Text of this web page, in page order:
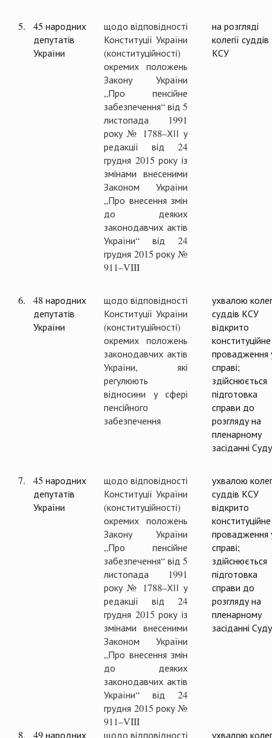
5.
45 народних
депутатів
України
щодо відповідності
Конституції України
(конституційності)
окремих положень
Закону України
„Про пенсійне
забезпечення“ від 5
листопада 1991
року № 1788–ХІІ у
редакції від 24
грудня 2015 року із
змінами внесеними
Законом України
„Про внесення змін
до деяких
законодавчих актів
України“ від 24
грудня 2015 року №
911–VIII
на розгляді
колегії суддів
КСУ
6.
48 народних
депутатів
України
щодо відповідності
Конституції України
(конституційності)
окремих положень
законодавчих актів
України, які
регулюють
відносини у сфері
пенсійного
забезпечення
ухвалою
суддів КСУ
відкрито
конституційне
провадження
справі;
здійснюється
підготовка
справи до
розгляду на
пленарному
засіданні Суду
7.
45 народних
депутатів
України
щодо відповідності
Конституції України
(конституційності)
окремих положень
Закону України
„Про пенсійне
забезпечення“ від 5
листопада 1991
року № 1788–ХІІ у
редакції від 24
грудня 2015 року із
змінами внесеними
Законом України
„Про внесення змін
до деяких
законодавчих актів
України“ від 24
грудня 2015 року №
911–VIII
ухвалою
суддів КСУ
відкрито
конституційне
провадження
справі;
здійснюється
підготовка
справи до
розгляду на
пленарному
засіданні Суду
8. 49 народних щодо відповідності ухвалою